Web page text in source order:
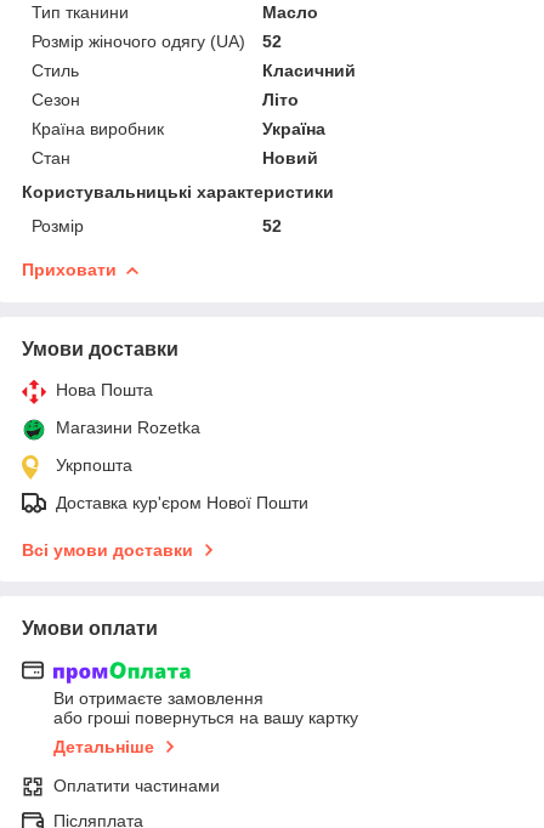
Тип тканини
Масло
Розмір жіночого одягу (UA)
52
Стиль
Класичний
Сезон
Літо
Країна виробник
Україна
Стан
Новий
Користувальницькі характеристики
Розмір
52
Приховати
Умови доставки
Нова Пошта
Магазини Rozetka
Укрпошта
Доставка кур'єром Нової Пошти
Всі умови доставки
Умови оплати
Ви отримаєте замовлення
або гроші повернуться на вашу картку
Детальніше
Оплатити частинами
Післяплата